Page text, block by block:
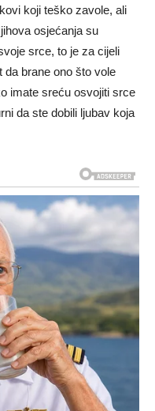
koji teško zavole, ali
osjećanja su
srce, to je za cijeli
da brane ono što vole
imate sreću osvojiti srce
da ste dobili ljubav koja